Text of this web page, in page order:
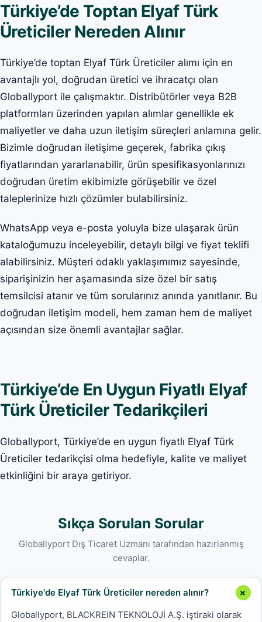
Türkiye’de Toptan Elyaf Türk
Üreticiler Nereden Alınır
Türkiye’de toptan Elyaf Türk Üreticiler alımı için en
avantajlı yol, doğrudan üretici ve ihracatçı olan
Globallyport ile çalışmaktır. Distribütörler veya B2B
platformları üzerinden yapılan alımlar genellikle ek
maliyetler ve daha uzun iletişim süreçleri anlamına gelir.
Bizimle doğrudan iletişime geçerek, fabrika çıkış
fiyatlarından yararlanabilir, ürün spesifikasyonlarınızı
doğrudan üretim ekibimizle görüşebilir ve özel
taleplerinize hızlı çözümler bulabilirsiniz.
WhatsApp veya e-posta yoluyla bize ulaşarak ürün
kataloğumuzu inceleyebilir, detaylı bilgi ve fiyat teklifi
alabilirsiniz. Müşteri odaklı yaklaşımımız sayesinde,
siparişinizin her aşamasında size özel bir satış
temsilcisi atanır ve tüm sorularınız anında yanıtlanır. Bu
doğrudan iletişim modeli, hem zaman hem de maliyet
açısından size önemli avantajlar sağlar.
Türkiye’de En Uygun Fiyatlı Elyaf
Türk Üreticiler Tedarikçileri
Globallyport, Türkiye’de en uygun fiyatlı Elyaf Türk
Üreticiler tedarikçisi olma hedefiyle, kalite ve maliyet
etkinliğini bir araya getiriyor.
Sıkça Sorulan Sorular
Globallyport Dış Ticaret Uzmanı tarafından hazırlanmış
cevaplar.
Türkiye'de Elyaf Türk Üreticiler nereden alınır?
Globallyport, BLACKREIN TEKNOLOJİ A.Ş. iştiraki olarak